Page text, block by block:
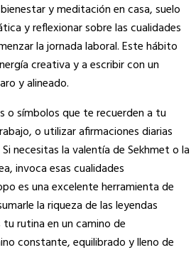
y meditación en casa, suelo
y reflexionar sobre las cualidades
la jornada laboral. Este hábito
creativa y a escribir con un
y alineado.
o símbolos que te recuerden a tu
o utilizar afirmaciones diarias
necesitas la valentía de Sekhmet o la
invoca esas cualidades
es una excelente herramienta de
la riqueza de las leyendas
rutina en un camino de
constante, equilibrado y lleno de